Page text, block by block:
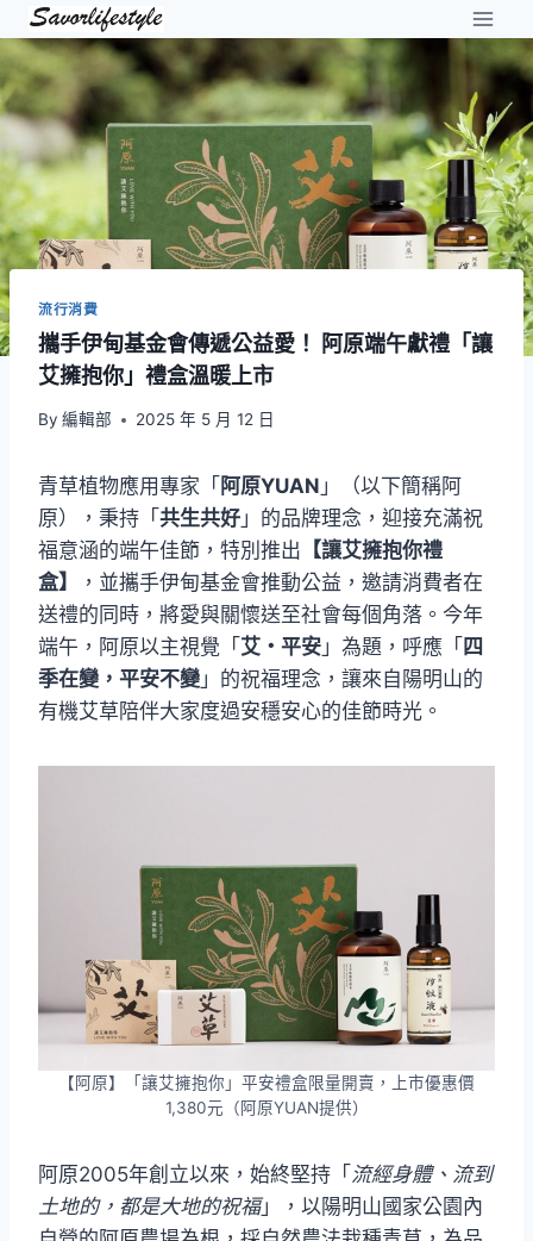
Skip
to
content
流行消費
攜手伊甸基金會傳遞公益愛！ 阿原端午獻禮「讓
艾擁抱你」禮盒溫暖上市
By 編輯部 2025 年 5 月 12 日
青草植物應用專家「 阿原YUAN 」（以下簡稱阿
原），秉持「 共生共好 」的品牌理念，迎接充滿祝
福意涵的端午佳節，特別推出 【讓艾擁抱你禮
盒】
，並攜手伊甸基金會推動公益，邀請消費者在
送禮的同時，將愛與關懷送至社會每個角落。今年
端午，阿原以主視覺「 艾・平安 」為題，呼應「 四
季在變，平安不變 」的祝福理念，讓來自陽明山的
有機艾草陪伴大家度過安穩安心的佳節時光。
【阿原】「讓艾擁抱你」平安禮盒限量開賣，上市優惠價
1,380元（阿原YUAN提供）
阿原2005年創立以來，始終堅持「 流經身體、流到
土地的，都是大地的祝福」，以陽明山國家公園內